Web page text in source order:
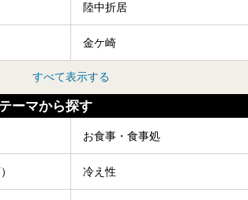
陸中折居
金ケ崎
すべて表示する
ーマから探す
お食事・食事処
冷え性